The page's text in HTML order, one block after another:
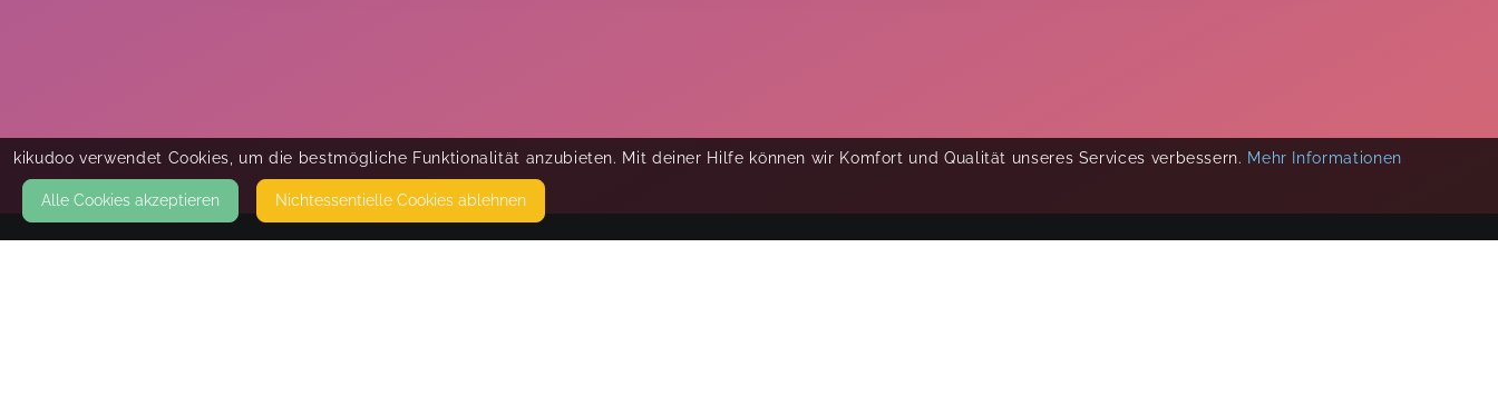
kikudoo verwendet Cookies, um die bestmögliche Funktionalität anzubieten. Mit deiner Hilfe können wir Komfort und Qualität unseres Services verbessern. Mehr Informationen
Alle Cookies akzeptieren Nicht­essentielle Cookies ablehnen